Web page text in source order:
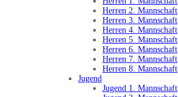
Herren 2. Mannschaft
Herren 3. Mannschaft
Herren 4. Mannschaft
Herren 5. Mannschaft
Herren 6. Mannschaft
Herren 7. Mannschaft
Herren 8. Mannschaft
Jugend
Jugend 1. Mannschaft